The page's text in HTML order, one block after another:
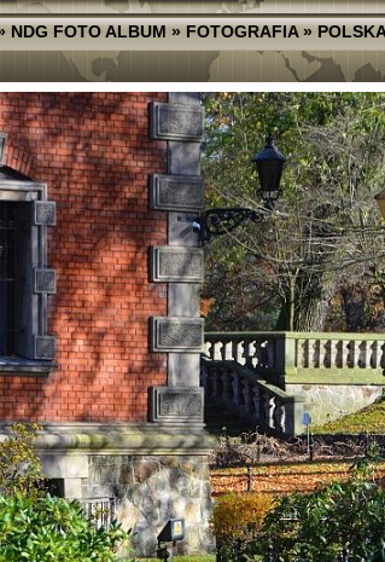
NDG FOTO ALBUM»FOTOGRAFIA»POLSKA